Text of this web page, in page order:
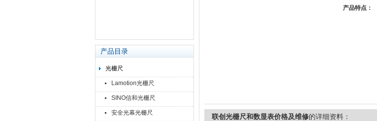
产品目录
光栅尺
Lamotion光栅尺
SINO信和光栅尺
安全光幕光栅尺
产品特点：
联创光栅尺和数显表价格及维修的详细资料：